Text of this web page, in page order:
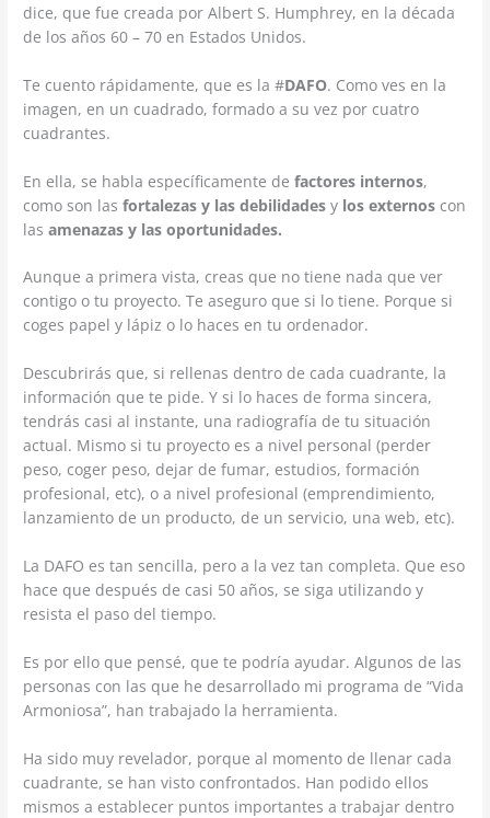
dice, que fue creada por Albert S. Humphrey, en la década
de los años 60 – 70 en Estados Unidos.
Te cuento rápidamente, que es la #DAFO. Como ves en la
imagen, en un cuadrado, formado a su vez por cuatro
cuadrantes.
En ella, se habla específicamente defactores internos,
como son lasfortalezas y las debilidades y los externos con
lasamenazas y las oportunidades.
Aunque a primera vista, creas que no tiene nada que ver
contigo o tu proyecto. Te aseguro que si lo tiene. Porque si
coges papel y lápiz o lo haces en tu ordenador.
Descubrirás que, si rellenas dentro de cada cuadrante, la
información que te pide. Y si lo haces de forma sincera,
tendrás casi al instante, una radiografía de tu situación
actual. Mismo si tu proyecto es a nivel personal (perder
peso, coger peso, dejar de fumar, estudios, formación
profesional, etc), o a nivel profesional (emprendimiento,
lanzamiento de un producto, de un servicio, una web, etc).
La DAFO es tan sencilla, pero a la vez tan completa. Que eso
hace que después de casi 50 años, se siga utilizando y
resista el paso del tiempo.
Es por ello que pensé, que te podría ayudar. Algunos de las
personas con las que he desarrollado mi programa de “Vida
Armoniosa”, han trabajado la herramienta.
Ha sido muy revelador, porque al momento de llenar cada
cuadrante, se han visto confrontados. Han podido ellos
mismos a establecer puntos importantes a trabajar dentro